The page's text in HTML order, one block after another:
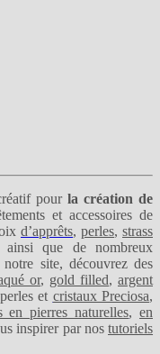
pourla création de
et accessoires de
d’apprêts, perles, strass
ainsi que de nombreux
site, découvrez des
or, gold filled, argent
et cristaux Preciosa,
en pierres naturelles, en
inspirer par nostutoriels